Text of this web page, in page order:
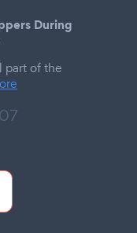
During
part of the